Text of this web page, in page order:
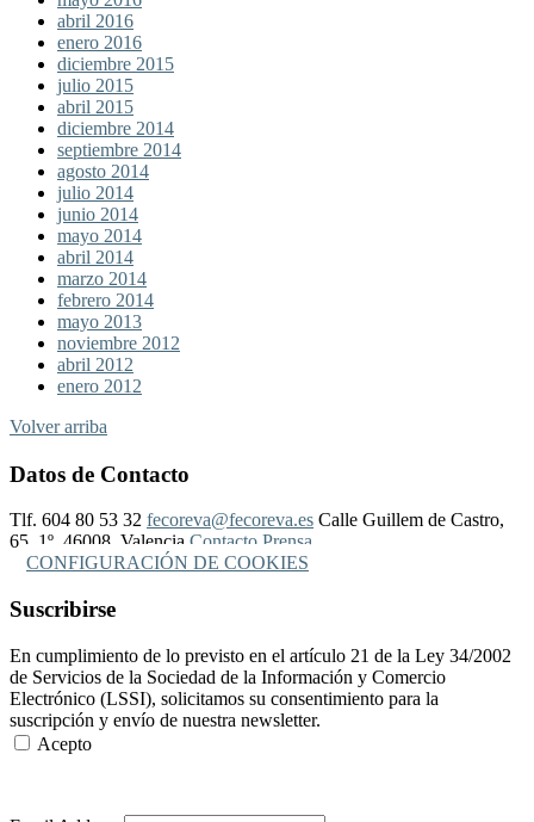
abril 2016
enero 2016
diciembre 2015
julio 2015
abril 2015
diciembre 2014
septiembre 2014
agosto 2014
julio 2014
junio 2014
mayo 2014
abril 2014
marzo 2014
febrero 2014
mayo 2013
noviembre 2012
abril 2012
enero 2012
Volver arriba
Datos de Contacto
Tlf. 604 80 53 32 fecoreva@fecoreva.es Calle Guillem de Castro,
65, 1º, 46008, Valencia Contacto Prensa
CONFIGURACIÓN DE COOKIES
Suscribirse
En cumplimiento de lo previsto en el artículo 21 de la Ley 34/2002
de Servicios de la Sociedad de la Información y Comercio
Electrónico (LSSI), solicitamos su consentimiento para la
suscripción y envío de nuestra newsletter.
Acepto